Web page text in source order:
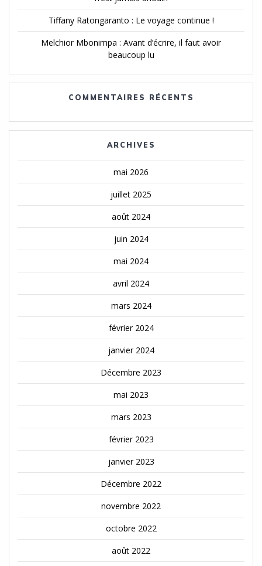
Tiffany Ratongaranto : Le voyage continue !
Melchior Mbonimpa : Avant d’écrire, il faut avoir
beaucoup lu
COMMENTAIRES RÉCENTS
ARCHIVES
mai 2026
juillet 2025
août 2024
juin 2024
mai 2024
avril 2024
mars 2024
février 2024
janvier 2024
Décembre 2023
mai 2023
mars 2023
février 2023
janvier 2023
Décembre 2022
novembre 2022
octobre 2022
août 2022